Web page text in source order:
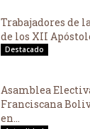
Trabajadores de
de los XII
Destacado
Asamblea
Franciscana
en...